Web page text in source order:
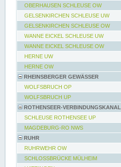
OBERHAUSEN SCHLEUSE OW
GELSENKIRCHEN SCHLEUSE UW
GELSENKIRCHEN SCHLEUSE OW
WANNE EICKEL SCHLEUSE UW
WANNE EICKEL SCHLEUSE OW
HERNE UW
HERNE OW
RHEINSBERGER GEWÄSSER
WOLFSBRUCH OP
WOLFSBRUCH UP
ROTHENSEER-VERBINDUNGSKANAL
SCHLEUSE ROTHENSEE UP
MAGDEBURG-RO NWS
RUHR
RUHRWEHR OW
SCHLOSSBRÜCKE MÜLHEIM